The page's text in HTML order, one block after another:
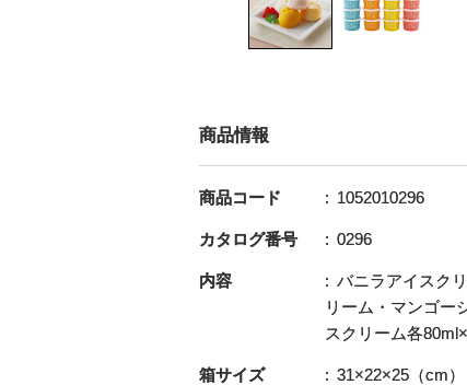
商品情報
商品コード 1052010296
カタログ番号 0296
内容
バニラアイスク
リーム・マンゴー
スクリーム各
箱サイズ 31×22×25（cm）